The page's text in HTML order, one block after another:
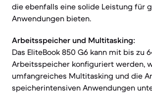
die ebenfalls eine solide Leistung für
Anwendungen bieten.
Arbeitsspeicher und Multitasking:
Das EliteBook 850 G6 kann mit bis zu
Arbeitsspeicher konfiguriert werden,
umfangreiches Multitasking und die
speicherintensiven Anwendungen